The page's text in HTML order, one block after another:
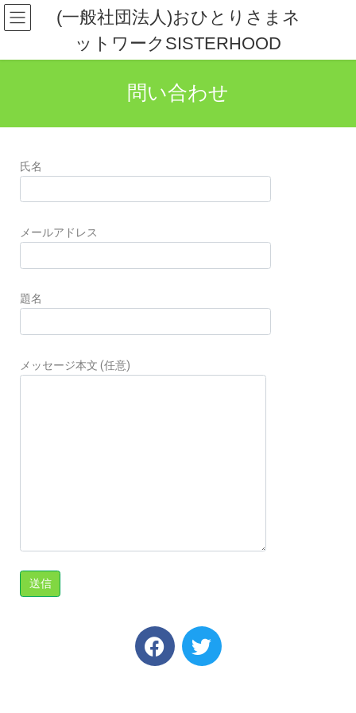
(一般社団法人)おひとりさまネ
ットワークSISTERHOOD
問い合わせ
氏名
メールアドレス
題名
メッセージ本文 (任意)